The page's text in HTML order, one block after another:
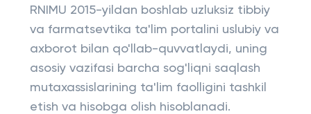
RNIMU 2015-yildan boshlab uzluksiz tibbiy
va farmatsevtika ta'lim portalini uslubiy va
axborot bilan qo'llab-quvvatlaydi, uning
asosiy vazifasi barcha sog'liqni saqlash
mutaxassislarining ta'lim faolligini tashkil
etish va hisobga olish hisoblanadi.